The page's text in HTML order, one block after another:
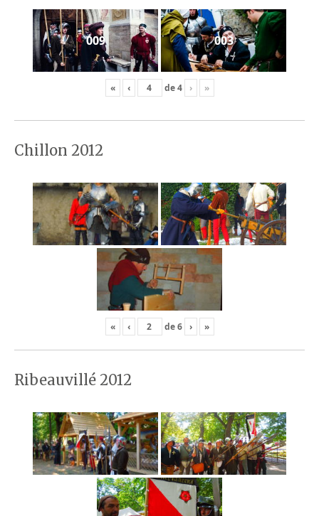
009 003
« ‹ de4 › »
Chillon 2012
« ‹ de6 › »
Ribeauvillé 2012